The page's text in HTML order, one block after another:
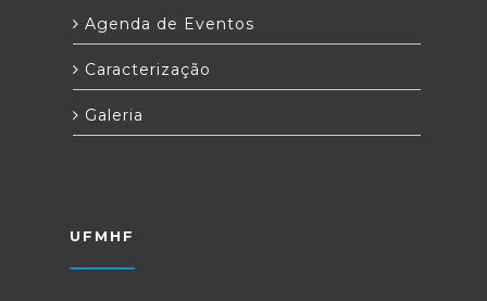
Agenda de Eventos
Caracterização
Galeria
UFMHF